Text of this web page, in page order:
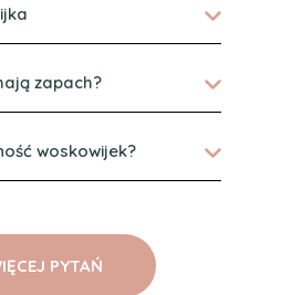
zapach?
woskowijek?
PYTAŃ